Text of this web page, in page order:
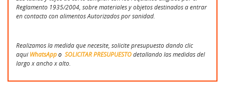
Reglamento 1935/2004, sobre materiales y objetos destinados a entrar
en contacto con alimentos Autorizados por sanidad.
Realizamos la medida que necesite, solicite presupuesto dando clic
aquí WhatsAppo SOLICITAR PRESUPUESTOdetallando las medidas del
largo x ancho x alto.